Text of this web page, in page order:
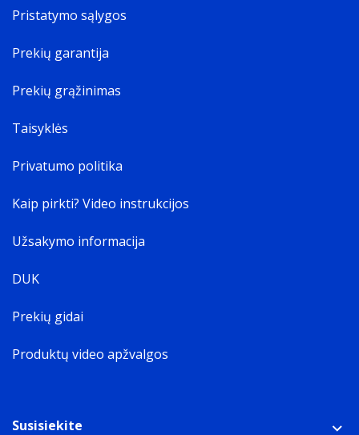
Pristatymo sąlygos
Prekių garantija
Prekių grąžinimas
Taisyklės
Privatumo politika
Kaip pirkti? Video instrukcijos
Užsakymo informacija
DUK
Prekių gidai
Produktų video apžvalgos
Susisiekite